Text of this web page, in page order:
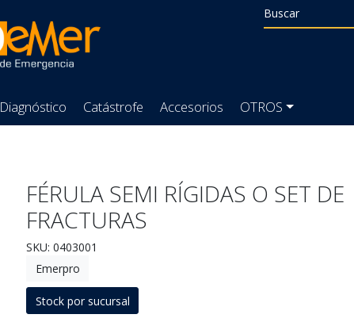
Diagnóstico Catástrofe Accesorios OTROS
FÉRULA SEMI RÍGIDAS O SET DE
FRACTURAS
SKU: 0403001
Emerpro
Stock por sucursal